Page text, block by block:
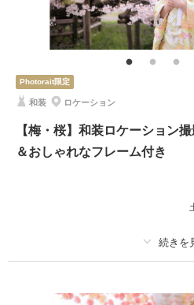
お気に入りのロケーション場所とおしゃ
シードを2着ずつ着てお撮影♬
白ドレスとカラードレスどちらも着た～
プラン内衣裳各2着・ヘアメイク・着付
が付いたロケーション＆スタジオフォトプ
このプランで撮影可能な撮影レポート
Photorait限定
和装 ロケーション
【梅・桜】和装ロケーション
＆おしゃれなフレーム付き